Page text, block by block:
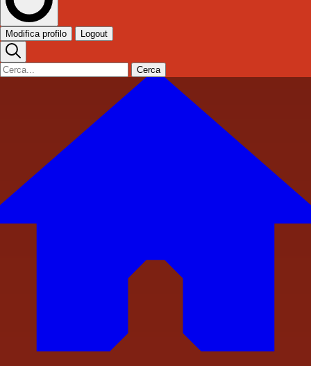
Modifica profilo Logout
Cerca